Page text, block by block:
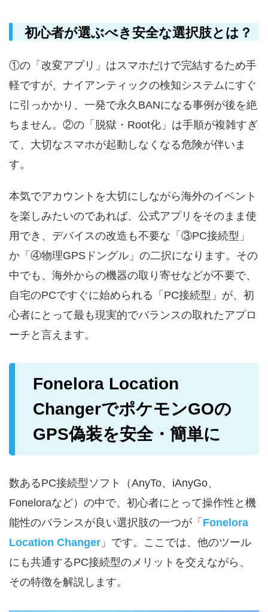
初心者が選ぶべき安全な選択肢とは？
①の「改変アプリ」はスマホだけで完結するため手
軽ですが、ナイアンティックの検知システムにすぐ
に引っかかり、一発で永久BANになる事例が後を絶
ちません。②の「脱獄・Root化」は手順が複雑すぎ
て、大切なスマホが起動しなくなる危険が伴いま
す。
本気でアカウントを大切にしながら海外のイベント
を楽しみたいのであれば、公式アプリをそのまま使
用でき、デバイスの改造も不要な「③PC接続型」
か「④物理GPSドングル」の二択になります。その
中でも、海外からの機器の取り寄せなどが不要で、
自宅のPCですぐに始められる「PC接続型」が、初
心者にとって最も現実的でバランスの取れたアプロ
ーチと言えます。
Fonelora Location
ChangerでポケモンGOの
GPS偽装を安全・簡単に
数あるPC接続型ソフト（AnyTo、iAnyGo、
Foneloraなど）の中で、初心者にとって操作性と機
能性のバランスが良い選択肢の一つが「 Fonelora
Location Changer 」です。ここでは、他のツール
にも共通するPC接続型のメリットを交えながら、
その特徴を解説します。